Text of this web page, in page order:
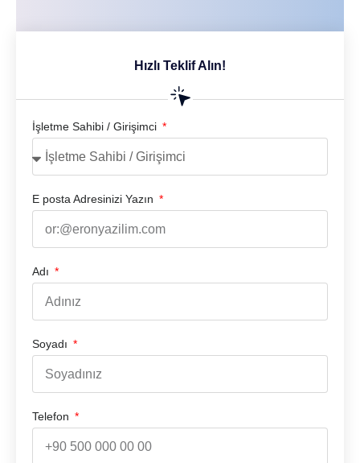
Hızlı Teklif Alın!
İşletme Sahibi / Girişimci
E posta Adresinizi Yazın
Adı
Soyadı
Telefon